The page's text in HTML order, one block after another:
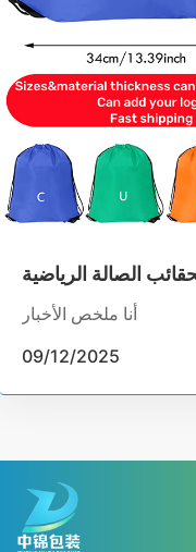
الصالة الرياضية
والتي تدوم طويلاً
أنا ملخص الأخبار
09/12/2025